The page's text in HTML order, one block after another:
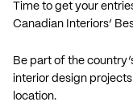
Time to get your
Canadian Interiors’
Be part of the
interior design
location.